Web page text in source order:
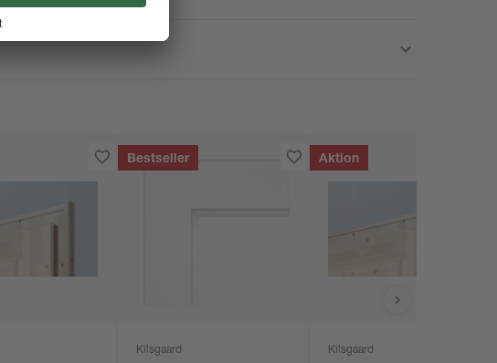
Bestseller
Kilsgaard
Aktion
Kilsgaard